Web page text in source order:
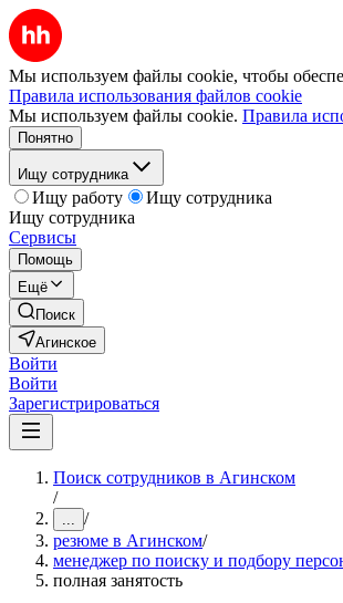
Мы используем файлы cookie, чтобы
Правила использования файлов cookie
Мы используем файлы cookie. Правила
Понятно
Ищу сотрудника
Ищу работу
Ищу сотрудника
Ищу сотрудника
Сервисы
Помощь
Ещё
Поиск
Агинское
Войти
Войти
Зарегистрироваться
Поиск сотрудников в Агинском
/
... /
резюме в Агинском/
менеджер по поиску и подбору
полная занятость